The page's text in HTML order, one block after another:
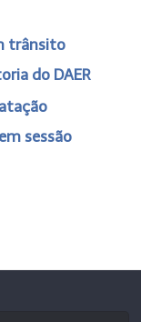
trânsito
do DAER
sessão